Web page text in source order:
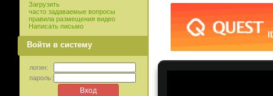
Загрузить
часто задаваемые вопросы
правила размещения видео
Написать письмо
Войти в систему
логин:
пароль: